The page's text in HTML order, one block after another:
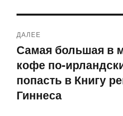
ДАЛЕЕ
Следующая
запись:
Самая большая в
кофе по-
попасть в Книгу
Гиннеса